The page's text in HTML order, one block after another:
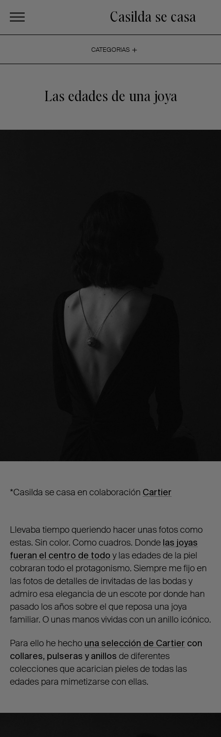
Casilda se casa
CATEGORIAS +
Las edades de una joya
*Casilda se casa en colaboración Cartier
Llevaba tiempo queriendo hacer unas fotos como
estas. Sin color. Como cuadros. Donde las joyas
fueran el centro de todo y las edades de la piel
cobraran todo el protagonismo. Siempre me fijo en
las fotos de detalles de invitadas de las bodas y
admiro esa elegancia de un escote por donde han
pasado los años sobre el que reposa una joya
familiar. O unas manos vividas con un anillo icónico.
Para ello he hecho una selección de Cartier con
collares, pulseras y anillos de diferentes
colecciones que acarician pieles de todas las
edades para mimetizarse con ellas.